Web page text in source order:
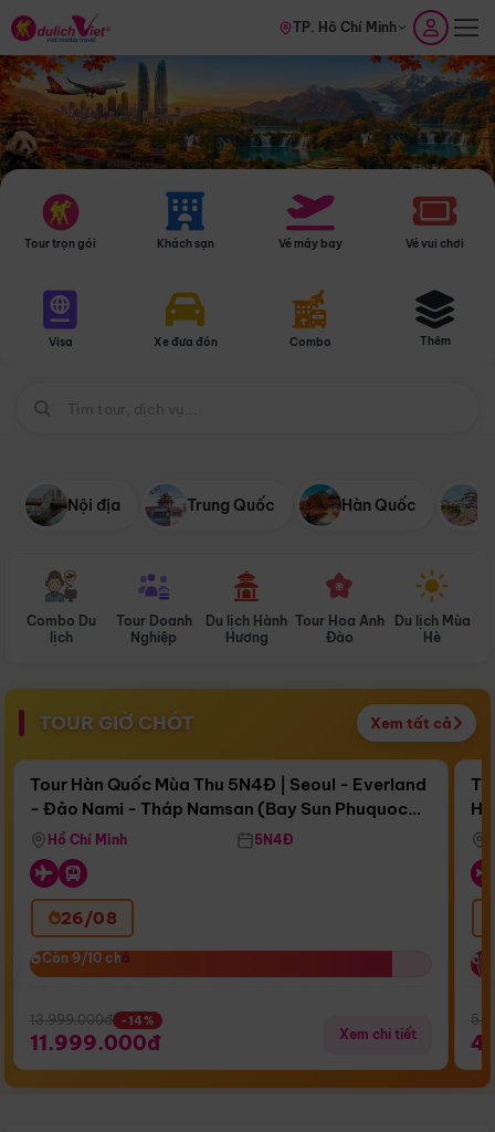
TP. Hồ Chí Minh
Tour trọn gói Khách sạn Vé máy bay Vé vui chơi
Visa Xe đưa đón Combo Thêm
Nội địa Trung Quốc Hàn Quốc
Combo Du
lịch
Tour Doanh
Nghiệp
Du lịch Hành
Hương
Tour Hoa Anh
Đào
Du lịch Mùa
Hè
TOUR GIỜ CHÓT Xem tất cả
Còn17 ngày 09:10:30
Bay Sun Phuquoc Airways
Điểm nổi bật
Tour Hàn Quốc Mùa Thu 5N4Đ | Seoul - Everland
- Đảo Nami - Tháp Namsan (Bay Sun Phuquoc
Airways)
Hồ Chí Minh 5N4Đ
26/08
Còn 9/10 chỗ
Còn 9/10 chỗ
13.999.000đ -14%
11.999.000đ Xem chi tiết